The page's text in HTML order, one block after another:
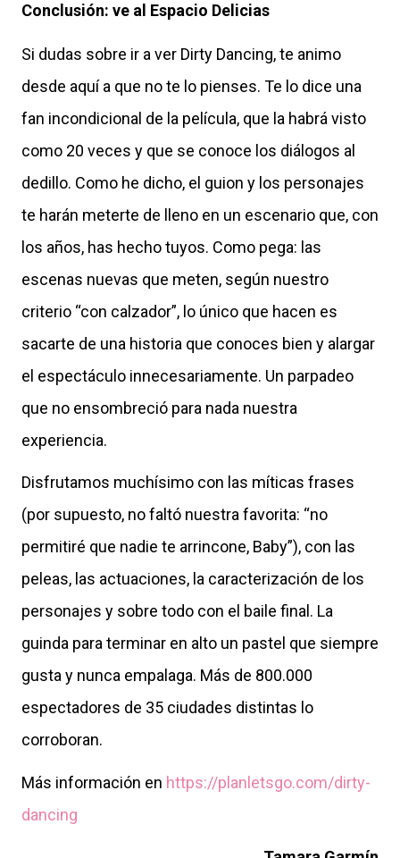
Conclusión: ve al Espacio Delicias
Si dudas sobre ir a ver Dirty Dancing, te animo
desde aquí a que no te lo pienses. Te lo dice una
fan incondicional de la película, que la habrá visto
como 20 veces y que se conoce los diálogos al
dedillo. Como he dicho, el guion y los personajes
te harán meterte de lleno en un escenario que, con
los años, has hecho tuyos. Como pega: las
escenas nuevas que meten, según nuestro
criterio “con calzador”, lo único que hacen es
sacarte de una historia que conoces bien y alargar
el espectáculo innecesariamente. Un parpadeo
que no ensombreció para nada nuestra
experiencia.
Disfrutamos muchísimo con las míticas frases
(por supuesto, no faltó nuestra favorita: “no
permitiré que nadie te arrincone, Baby”), con las
peleas, las actuaciones, la caracterización de los
personajes y sobre todo con el baile final. La
guinda para terminar en alto un pastel que siempre
gusta y nunca empalaga. Más de 800.000
espectadores de 35 ciudades distintas lo
corroboran.
Más información en https://planletsgo.com/dirty-
dancing